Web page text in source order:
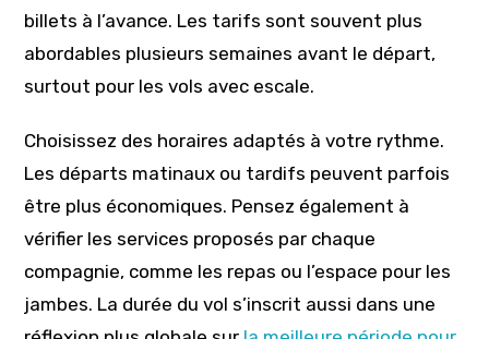
billets à l’avance. Les tarifs sont souvent plus
abordables plusieurs semaines avant le départ,
surtout pour les vols avec escale.
Choisissez des horaires adaptés à votre rythme.
Les départs matinaux ou tardifs peuvent parfois
être plus économiques. Pensez également à
vérifier les services proposés par chaque
compagnie, comme les repas ou l’espace pour les
jambes. La durée du vol s’inscrit aussi dans une